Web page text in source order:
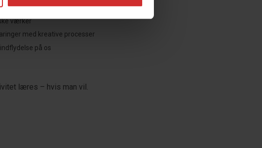
værker
med kreative processer
på os
læres – hvis man vil.